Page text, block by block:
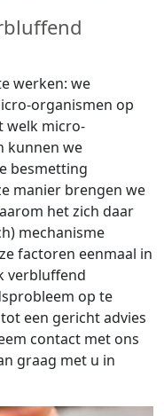
werken: we
organismen op
welk micro-
kunnen we
besmetting
manier brengen we
het zich daar
mechanisme
factoren eenmaal in
verbluffend
op te
een gericht advies
contact met ons
graag met u in